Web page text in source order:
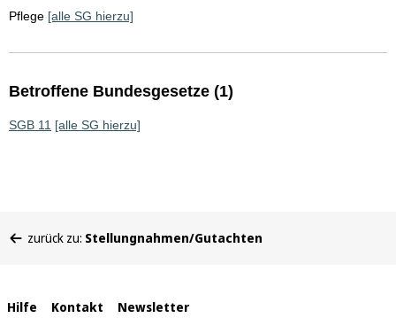
Pflege [alle SG hierzu]
Betroffene Bundesgesetze (1)
SGB 11 [alle SG hierzu]
befinden
zurück zu: Stellungnahmen/Gutachten
Interne
Hilfe Kontakt Newsletter